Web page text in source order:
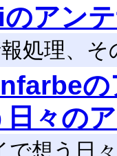
アン
処理、そ
の
々の
で想う日